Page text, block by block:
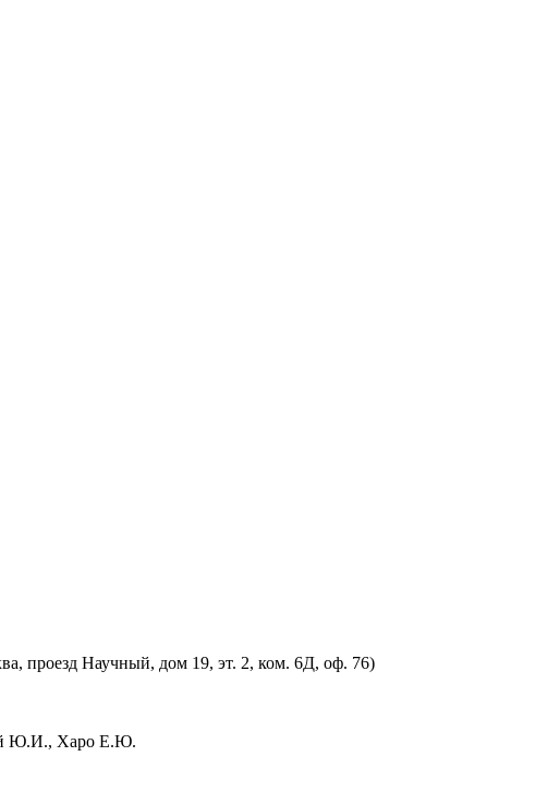
проезд Научный, дом 19, эт. 2, ком. 6Д, оф. 76)
Ю.И., Харо Е.Ю.